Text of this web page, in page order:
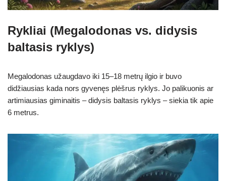
Rykliai (Megalodonas vs. didysis
baltasis ryklys)
Megalodonas užaugdavo iki 15–18 metrų ilgio ir buvo
didžiausias kada nors gyvenęs plėšrus ryklys. Jo palikuonis ar
artimiausias giminaitis – didysis baltasis ryklys – siekia tik apie
6 metrus.